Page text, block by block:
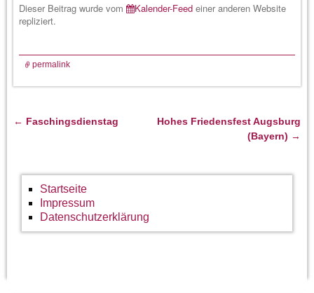
Dieser Beitrag wurde vom Kalender-Feedeiner anderen Website
repliziert.
permalink
← Faschingsdienstag
Hohes Friedensfest Augsburg
(Bayern) →
Startseite
Impressum
Datenschutzerklärung